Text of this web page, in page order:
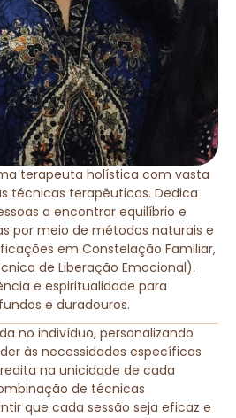
terapeuta holística com vasta
técnicas terapêuticas. Dedica
a encontrar equilíbrio e
por meio de métodos naturais e
em Constelação Familiar,
de Liberação Emocional).
e espiritualidade para
e duradouros.
no indivíduo, personalizando
às necessidades específicas
na unicidade de cada
de técnicas
que cada sessão seja eficaz e